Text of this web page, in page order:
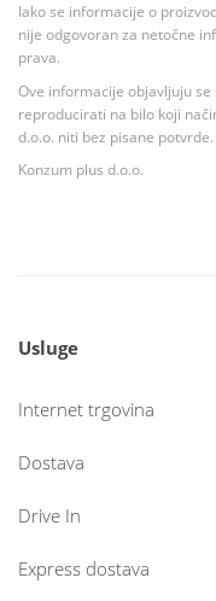
Iako se informacije o
nije odgovoran za netočne
prava.
Ove informacije objavljuju
reproducirati na bilo koji
d.o.o. niti bez pisane potvrde.
Konzum plus d.o.o.
Usluge
Internet trgovina
Dostava
Drive In
Express dostava